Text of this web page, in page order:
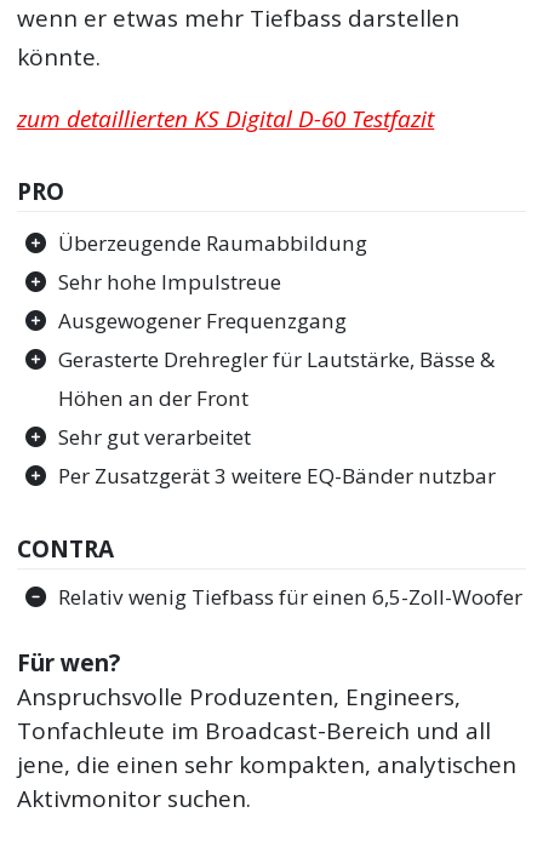
wenn er etwas mehr Tiefbass darstellen
könnte.
zum detaillierten KS Digital D-60 Testfazit
PRO
Überzeugende Raumabbildung
Sehr hohe Impulstreue
Ausgewogener Frequenzgang
Gerasterte Drehregler für Lautstärke, Bässe &
Höhen an der Front
Sehr gut verarbeitet
Per Zusatzgerät 3 weitere EQ-Bänder nutzbar
CONTRA
Relativ wenig Tiefbass für einen 6,5-Zoll-Woofer
Für wen?
Anspruchsvolle Produzenten, Engineers,
Tonfachleute im Broadcast-Bereich und all
jene, die einen sehr kompakten, analytischen
Aktivmonitor suchen.